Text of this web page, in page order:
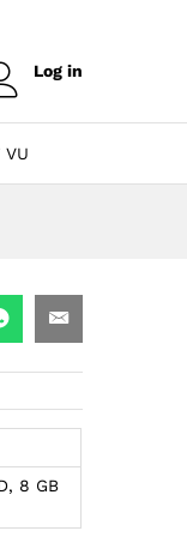
Log in
VU
8 GB